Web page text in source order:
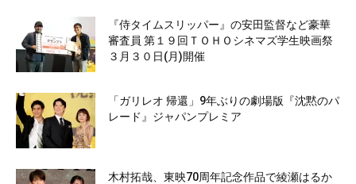
『侍タイムスリッパー』の安田監督など豪華
審査員 第１９回ＴＯＨＯシネマズ学生映画祭
３月３０日(月)開催
「ガリレオ 帰還」9年ぶりの劇場版『沈黙のパ
レード』ジャパンプレミア
木村拓哉、東映70周年記念作品で綾瀬はるか